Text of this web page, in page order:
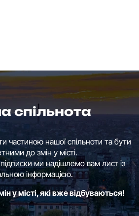
спільнота
частиною нашої спільноти та бути
до змін у місті.
ми надішлемо вам лист із
інформацією.
у місті, які вже відбуваються!